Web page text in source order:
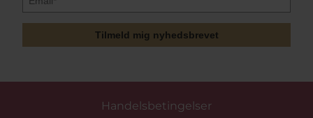
Tilmeld mig nyhedsbrevet
Handelsbetingelser